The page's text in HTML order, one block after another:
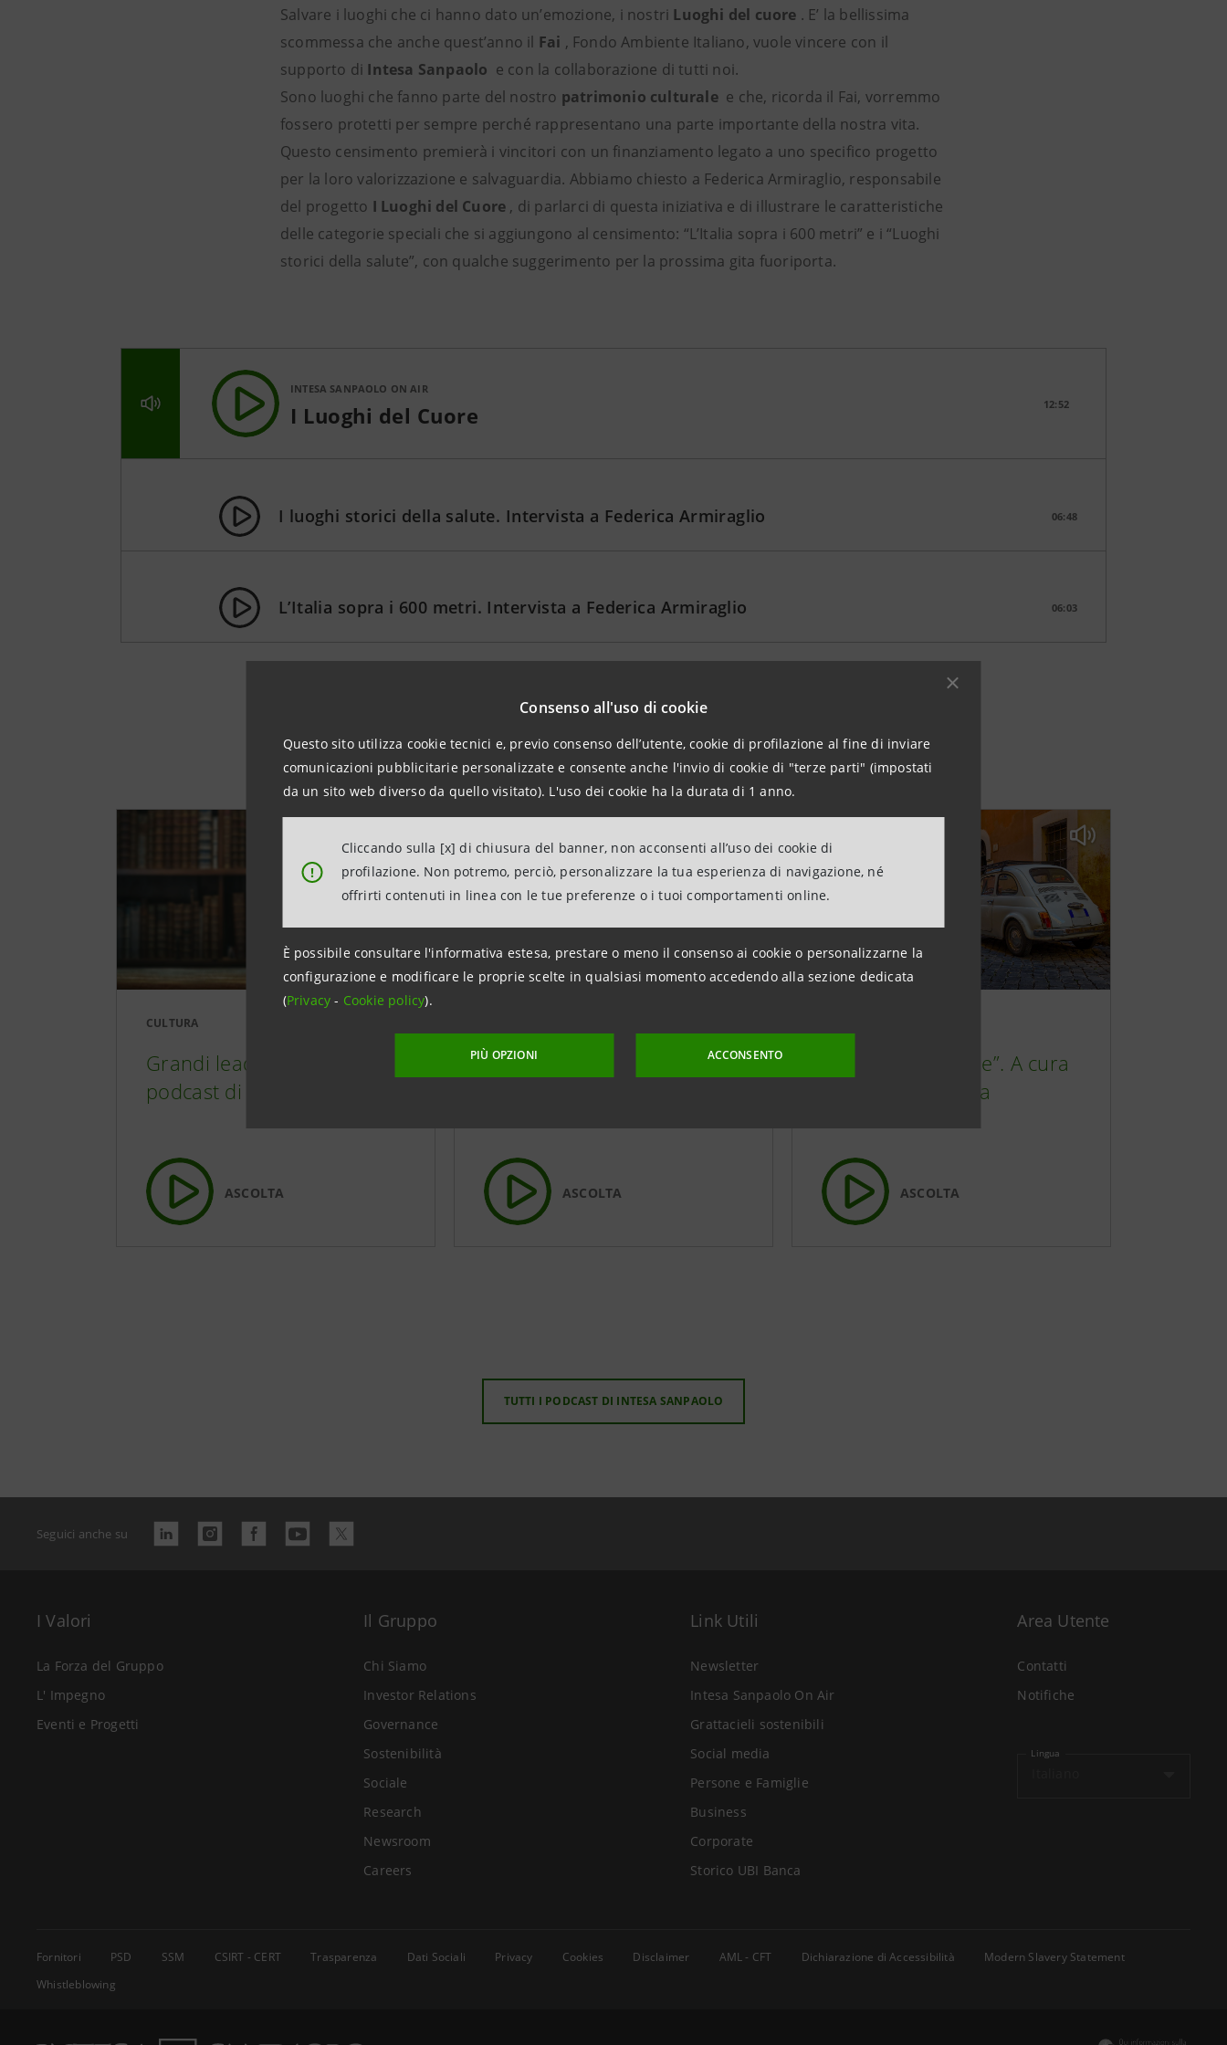
Consenso all'uso di cookie
Questo sito utilizza cookie tecnici e, previo consenso dell’utente, cookie di profilazione al fine di inviare
comunicazioni pubblicitarie personalizzate e consente anche l'invio di cookie di "terze parti" (impostati
da un sito web diverso da quello visitato). L'uso dei cookie ha la durata di 1 anno.
!
Cliccando sulla [x] di chiusura del banner, non acconsenti all’uso dei cookie di
profilazione. Non potremo, perciò, personalizzare la tua esperienza di navigazione, né
offrirti contenuti in linea con le tue preferenze o i tuoi comportamenti online.
È possibile consultare l'informativa estesa, prestare o meno il consenso ai cookie o personalizzarne la
configurazione e modificare le proprie scelte in qualsiasi momento accedendo alla sezione dedicata
(Privacy- Cookie policy).
PIÙ OPZIONI ACCONSENTO
Salvare i luoghi che ci hanno dato un’emozione, i nostri Luoghi del cuore . E’ la bellissima
scommessa che anche quest’anno il Fai , Fondo Ambiente Italiano, vuole vincere con il
supporto di Intesa Sanpaolo e con la collaborazione di tutti noi.
Sono luoghi che fanno parte del nostro patrimonio culturalee che, ricorda il Fai, vorremmo
fossero protetti per sempre perché rappresentano una parte importante della nostra vita.
Questo censimento premierà i vincitori con un finanziamento legato a uno specifico progetto
per la loro valorizzazione e salvaguardia. Abbiamo chiesto a Federica Armiraglio, responsabile
del progetto I Luoghi del Cuore , di parlarci di questa iniziativa e di illustrare le caratteristiche
delle categorie speciali che si aggiungono al censimento: “L’Italia sopra i 600 metri” e i “Luoghi
storici della salute”, con qualche suggerimento per la prossima gita fuoriporta.
INTESA SANPAOLO ON AIR
I Luoghi del Cuore 12:52
I luoghi storici della salute. Intervista a Federica Armiraglio 06:48
L’Italia sopra i 600 metri. Intervista a Federica Armiraglio 06:03
Scopri altri podcast
CULTURA
Grandi leader e comunità. Il
podcast di Dario Fabbri
ASCOLTA
Dieci anni di Piano City
ASCOLTA
“L’Italia in 10 selfie”. A cura
di Rinaldo Gianola
ASCOLTA
TUTTI I PODCAST DI INTESA SANPAOLO
Seguici anche su
I Valori
La Forza del Gruppo
L' Impegno
Eventi e Progetti
Il Gruppo
Chi Siamo
Investor Relations
Governance
Sostenibilità
Sociale
Research
Newsroom
Careers
Link Utili
Newsletter
Intesa Sanpaolo On Air
Grattacieli sostenibili
Social media
Persone e Famiglie
Business
Corporate
Storico UBI Banca
Area Utente
Contatti
Notifiche
Lingua
Fornitori PSD SSM CSIRT - CERT Trasparenza Dati Sociali Privacy Cookies Disclaimer AML - CFT Dichiarazione di Accessibilità
Modern Slavery Statement
Whistleblowing